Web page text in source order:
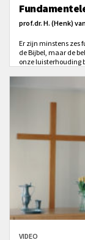
prof.dr. H. (Henk)
Er zijn minstens zes
de Bijbel, maar de
onze luisterhouding
VIDEO